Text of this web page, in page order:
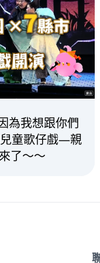
為我想跟你們
童歌仔戲—親
了～～